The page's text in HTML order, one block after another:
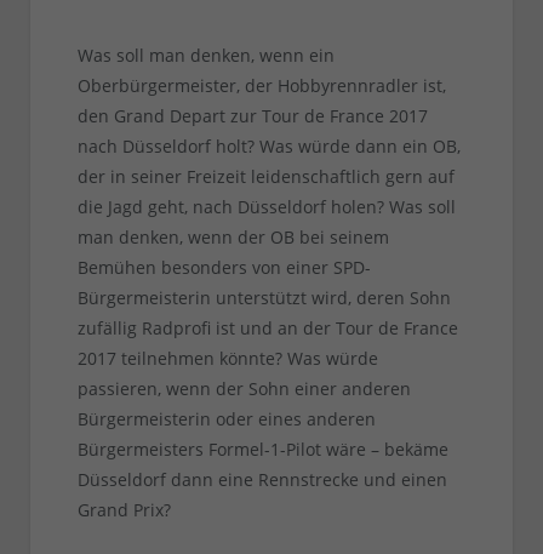
Was soll man denken, wenn ein
Oberbürgermeister, der Hobbyrennradler ist,
den Grand Depart zur Tour de France 2017
nach Düsseldorf holt? Was würde dann ein OB,
der in seiner Freizeit leidenschaftlich gern auf
die Jagd geht, nach Düsseldorf holen? Was soll
man denken, wenn der OB bei seinem
Bemühen besonders von einer SPD-
Bürgermeisterin unterstützt wird, deren Sohn
zufällig Radprofi ist und an der Tour de France
2017 teilnehmen könnte? Was würde
passieren, wenn der Sohn einer anderen
Bürgermeisterin oder eines anderen
Bürgermeisters Formel-1-Pilot wäre – bekäme
Düsseldorf dann eine Rennstrecke und einen
Grand Prix?